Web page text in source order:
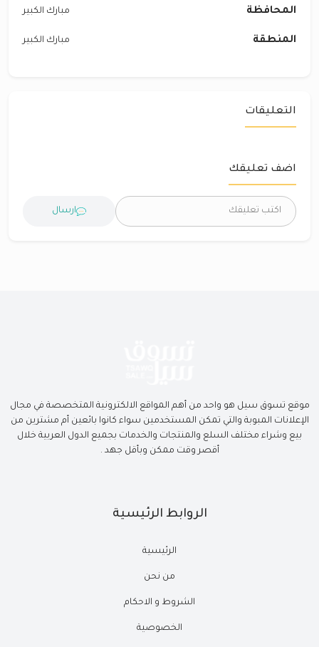
المحافظة مبارك الكبير
المنطقة مبارك الكبير
التعليقات
اضف تعليقك
ارسال
موقع تسوق سيل هو واحد من أهم المواقع الالكترونية المتخصصة في مجال
الإعلانات المبوبة والتي تمكن المستخدمين سواء كانوا بائعين أم مشترين من
بيع وشراء مختلف السلع والمنتجات والخدمات بجميع الدول العربية خلال
أقصر وقت ممكن وبأقل جهد .
الروابط الرئيسية
الرئيسية
من نحن
الشروط و الاحكام
الخصوصية